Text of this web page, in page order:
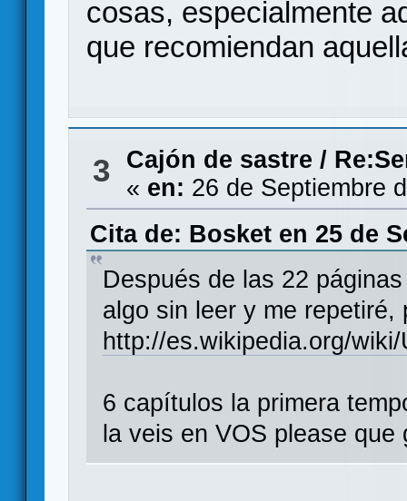
cosas, especialmente
que recomiendan
3 Cajón de sastre /
« en: 26 de Septiembre
Cita de: Bosket en 25 de
Después de las 22
algo sin leer y me
http://es.wikipedia.org/
6 capítulos la primera
la veis en VOS please que